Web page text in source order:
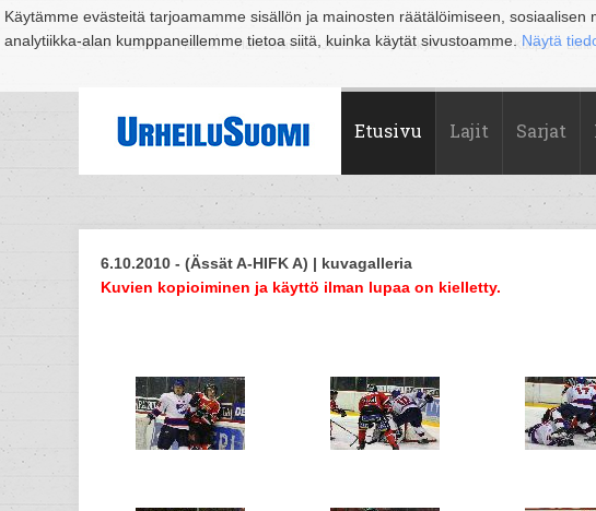
Käytämme evästeitä tarjoamamme sisällön ja mainosten räätälöimiseen,
analytiikka-alan kumppaneillemme tietoa siitä, kuinka käytät sivustoamme. Näytä
Suomi Espoo Helsinki Hämeenlinna Joensuu Jyväskylä Kouvola Kuopio Lahti
Etusivu Lajit Sarjat
6.10.2010 - (Ässät A-HIFK A) | kuvagalleria
Kuvien kopioiminen ja käyttö ilman lupaa on kielletty.